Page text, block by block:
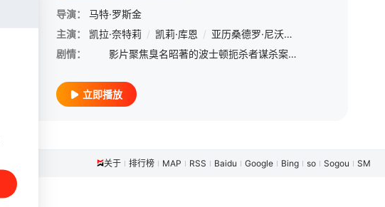
Ava Gaudet / 威廉·希尔 / 戴维·阿姆斯特朗 / 伊莱·D·戈斯
导演：
马特·罗斯金
主演：
凯拉·奈特莉 / 凯莉·库恩 / 亚历桑德罗·尼沃拉
剧情：
影片聚焦臭名昭著的波士顿扼杀者谋杀案：1962年到1964年，13名单身女性在公寓被袭击、性侵、勒死，警方经调查锁定嫌犯Albert DeS alvo，后者认罪被判终身监禁，之后在监狱被人杀死。此
立即播放
关于 排行榜 MAP RSS Baidu Google Bing so Sogou SM